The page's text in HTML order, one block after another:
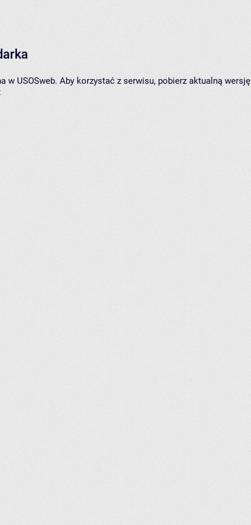
w USOSweb. Aby korzystać z serwisu, pobierz aktualną wersję